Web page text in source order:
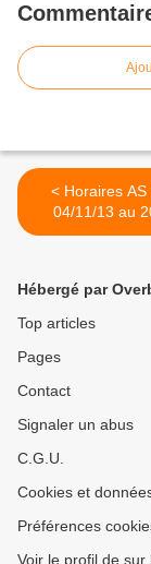
< Horaires AS Période
04/11/13 au
Hébergé par
Top articles
Pages
Contact
Signaler un abus
C.G.U.
Cookies et
Préférences
Voir le profil de